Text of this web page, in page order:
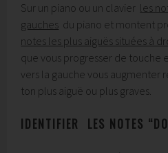
Sur un piano ou un clavier les
gauches du piano et montent
notes les plus aiguës situées à
que vous progresser de touche
vers la gauche vous augmenter
ton plus aiguë ou plus graves.
IDENTIFIER LES NOTES